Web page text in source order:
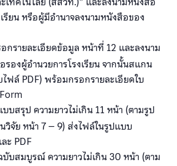
รียน หรือผู้มีอำนาจลงนามหนังสือของ
กรายละเอียดข้อมูล หน้าที่ 12 และลงนาม
รองผู้อำนวยการโรงเรียน จากนั้นสแกน
ฟล์ PDF) พร้อมกรอกรายละเอียดใบ
บบสรุป ความยาวไม่เกิน 11 หน้า (ตามรูป
วิจัย หน้า 7 – 9) ส่งไฟล์ในรูปแบบ
ะ PDF
บับสมบูรณ์ ความยาวไม่เกิน 30 หน้า (ตาม